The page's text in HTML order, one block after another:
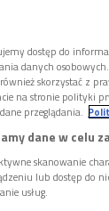
studia
się,
dostęp do
danych
skorzystać z
na stronie polityki
przeglądania.
dane w celu
skanowanie
lub dostęp do
usług.